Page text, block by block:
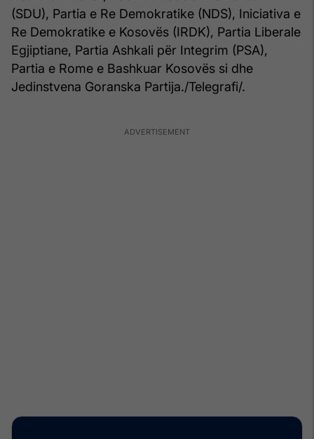
(SDU), Partia e Re Demokratike (NDS), Iniciativa e
Re Demokratike e Kosovës (IRDK), Partia Liberale
Egjiptiane, Partia Ashkali për Integrim (PSA),
Partia e Rome e Bashkuar Kosovës si dhe
Jedinstvena Goranska Partija./Telegrafi/.